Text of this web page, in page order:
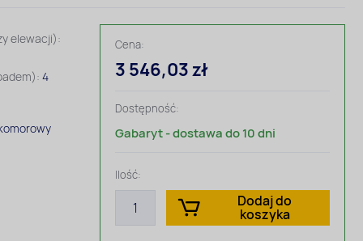
elewacji):
4
Cena:
3 546,03 zł
Dostępność:
Gabaryt - dostawa do 10 dni
Ilość:
Dodaj do
koszyka